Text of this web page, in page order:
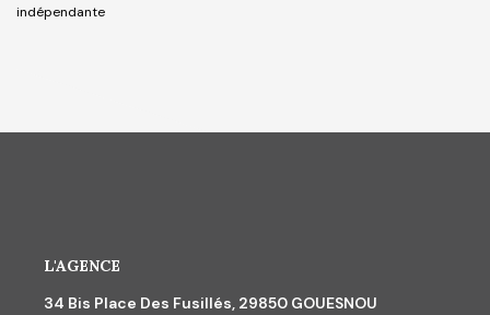
indépendante
L'AGENCE
34 Bis Place Des Fusillés, 29850 GOUESNOU